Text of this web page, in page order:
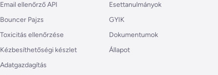
Email ellenőrző API
Bouncer Pajzs
Toxicitás ellenőrzése
Kézbesíthetőségi készlet
Adatgazdagítás
Esettanulmányok
GYIK
Dokumentumok
Állapot